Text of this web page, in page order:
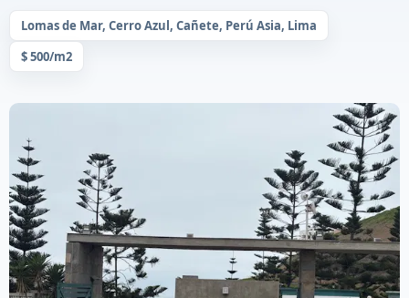
Lomas de Mar, Cerro Azul, Cañete, Perú Asia, Lima
$ 500/m2